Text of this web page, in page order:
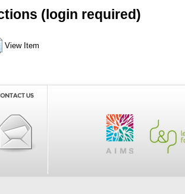
(login required)
View Item